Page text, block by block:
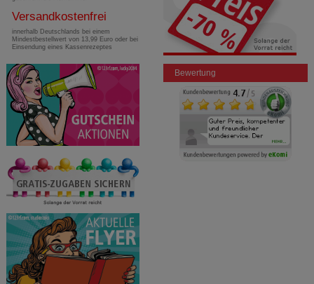
Versandkostenfrei
innerhalb Deutschlands bei einem
Mindestbestellwert von 13,99 Euro oder bei
Einsendung eines Kassenrezeptes
Bewertung